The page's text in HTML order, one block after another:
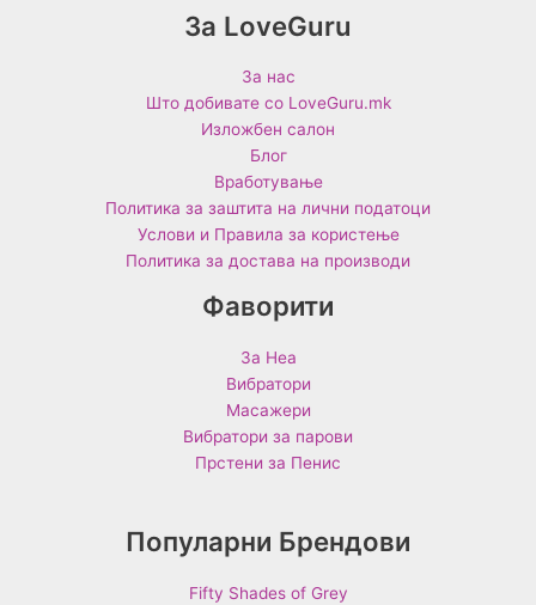
За LoveGuru
За нас
Што добивате со LoveGuru.mk
Изложбен салон
Блог
Вработување
Политика за заштита на лични податоци
Услови и Правила за користење
Политика за достава на производи
Фаворити
За Неа
Вибратори
Масажери
Вибратори за парови
Прстени за Пенис
Популарни Брендови
Fifty Shades of Grey